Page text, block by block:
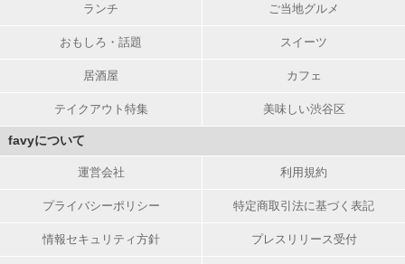
ランチ ご当地グルメ
おもしろ・話題 スイーツ
居酒屋 カフェ
テイクアウト特集 美味しい渋谷区
favyについて
運営会社 利用規約
プライバシーポリシー 特定商取引法に基づく表記
情報セキュリティ方針 プレスリリース受付